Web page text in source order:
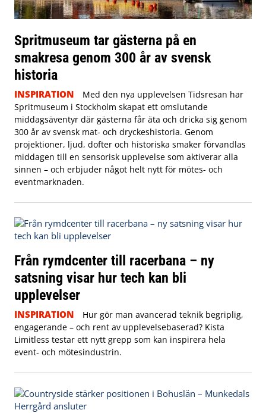
Spritmuseum tar gästerna på en
smakresa genom 300 år av svensk
historia
INSPIRATION
Med den nya upplevelsen Tidsresan har
Spritmuseum i Stockholm skapat ett omslutande
middagsäventyr där gästerna får äta och dricka sig genom
300 år av svensk mat- och dryckeshistoria. Genom
projektioner, ljud, dofter och historiska smaker förvandlas
middagen till en sensorisk upplevelse som aktiverar alla
sinnen – och erbjuder något helt nytt för mötes- och
eventmarknaden.
Från rymdcenter till racerbana – ny
satsning visar hur tech kan bli
upplevelser
INSPIRATION
Hur gör man avancerad teknik begriplig,
engagerande – och rent av upplevelsebaserad? Kista
Limitless testar ett nytt grepp som kan inspirera hela
event- och mötesindustrin.